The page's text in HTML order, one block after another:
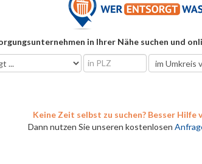
in Ihrer Nähe suchen und
Keine Zeit selbst zu suchen? Besser Hilfe
Dann nutzen Sie unseren kostenlosen